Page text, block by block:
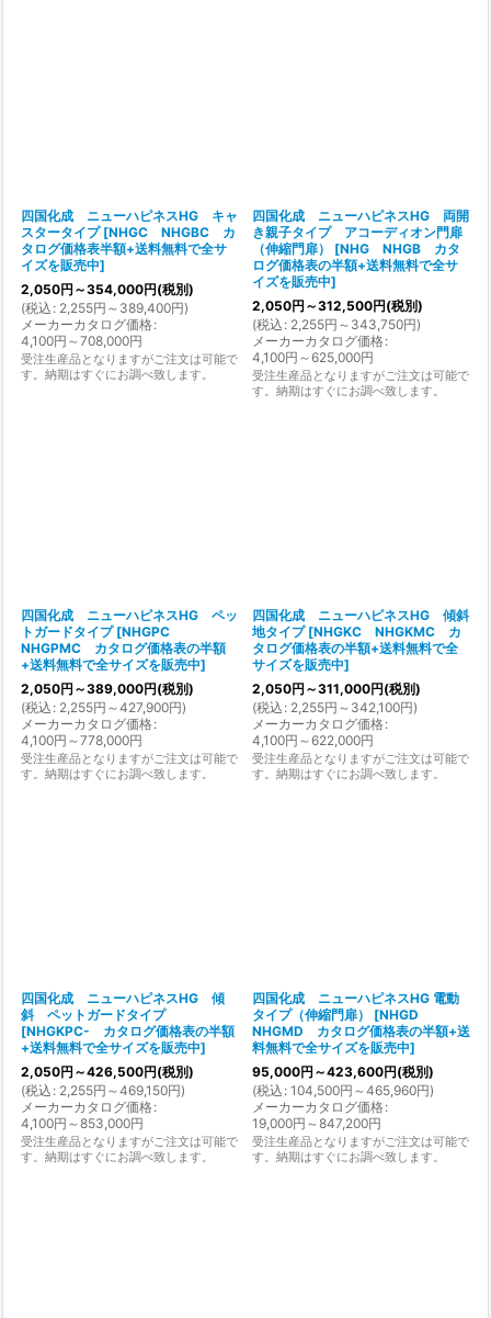
四国化成 ニューハピネスHG キャ
スタータイプ [NHGC NHGBC カ
タログ価格表半額+送料無料で全サ
イズを販売中]
2,050円 ～354,000円(税別)
(税込 : 2,255円 ～389,400円)
メーカーカタログ価格:
4,100円 ～708,000円
受注生産品となりますがご注文は可能で
す。納期はすぐにお調べ致します。
四国化成 ニューハピネスHG 両開
き親子タイプ アコーディオン門扉
（伸縮門扉）
[NHG NHGB カタ
ログ価格表の半額+送料無料で全サ
イズを販売中]
2,050円 ～312,500円(税別)
(税込 : 2,255円 ～343,750円)
メーカーカタログ価格:
4,100円 ～625,000円
受注生産品となりますがご注文は可能で
す。納期はすぐにお調べ致します。
四国化成 ニューハピネスHG ペッ
トガードタイプ [NHGPC
NHGPMC カタログ価格表の半額
+送料無料で全サイズを販売中]
2,050円 ～389,000円(税別)
(税込 : 2,255円 ～427,900円)
メーカーカタログ価格:
4,100円 ～778,000円
受注生産品となりますがご注文は可能で
す。納期はすぐにお調べ致します。
四国化成 ニューハピネスHG 傾斜
地タイプ [NHGKC NHGKMC カ
タログ価格表の半額+送料無料で全
サイズを販売中]
2,050円 ～311,000円(税別)
(税込 : 2,255円 ～342,100円)
メーカーカタログ価格:
4,100円 ～622,000円
受注生産品となりますがご注文は可能で
す。納期はすぐにお調べ致します。
四国化成 ニューハピネスHG 傾
斜 ペットガードタイプ
[NHGKPC- カタログ価格表の半額
+送料無料で全サイズを販売中]
2,050円 ～426,500円(税別)
(税込 : 2,255円 ～469,150円)
メーカーカタログ価格:
4,100円 ～853,000円
受注生産品となりますがご注文は可能で
す。納期はすぐにお調べ致します。
四国化成 ニューハピネスHG 電動
タイプ（伸縮門扉）
[NHGD
NHGMD カタログ価格表の半額+送
料無料で全サイズを販売中]
95,000円 ～423,600円(税別)
(税込 : 104,500円 ～465,960円)
メーカーカタログ価格:
19,000円 ～847,200円
受注生産品となりますがご注文は可能で
す。納期はすぐにお調べ致します。